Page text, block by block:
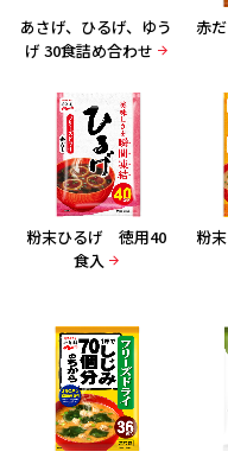
あさげ、ひるげ、ゆう
げ 30食詰め合わせ
赤
粉末ひるげ 徳用40
食入
粉